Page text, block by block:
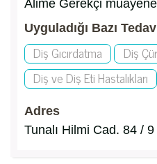
Alime Gerekçi
Uyguladığı Bazı
Diş Gıcırdatma
Diş
Diş ve Diş Eti Hastalıkları
Adres
Tunalı Hilmi Cad. 84 / 9